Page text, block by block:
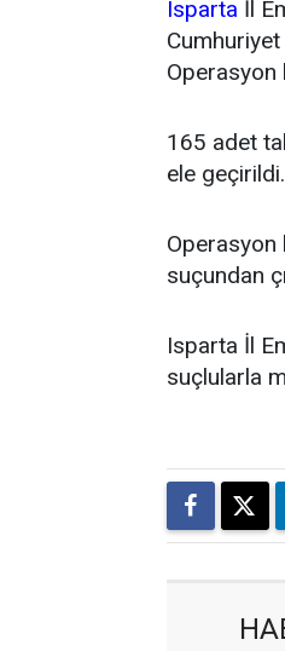
Isparta İl
Operasyon
165 adet
ele geçirildi.
Operasyon
suçundan
Isparta İl
suçlularla